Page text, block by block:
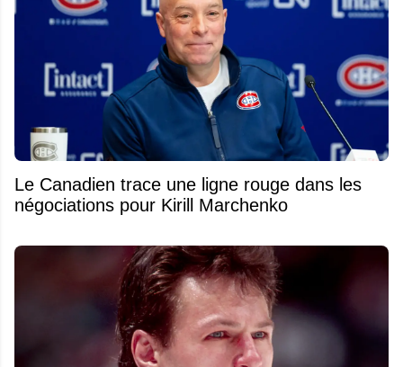
Le Canadien trace une ligne rouge dans les
négociations pour Kirill Marchenko